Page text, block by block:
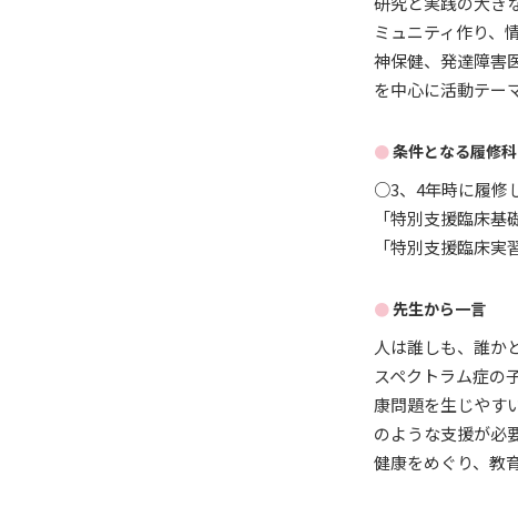
ミュニティ作り、
神保健、発達障害
を中心に活動テー
条件となる履修
○3、4年時に履修
「特別支援臨床
「特別支援臨床
先生から一言
人は誰しも、誰か
スペクトラム症の
康問題を生じやす
のような支援が必
健康をめぐり、教